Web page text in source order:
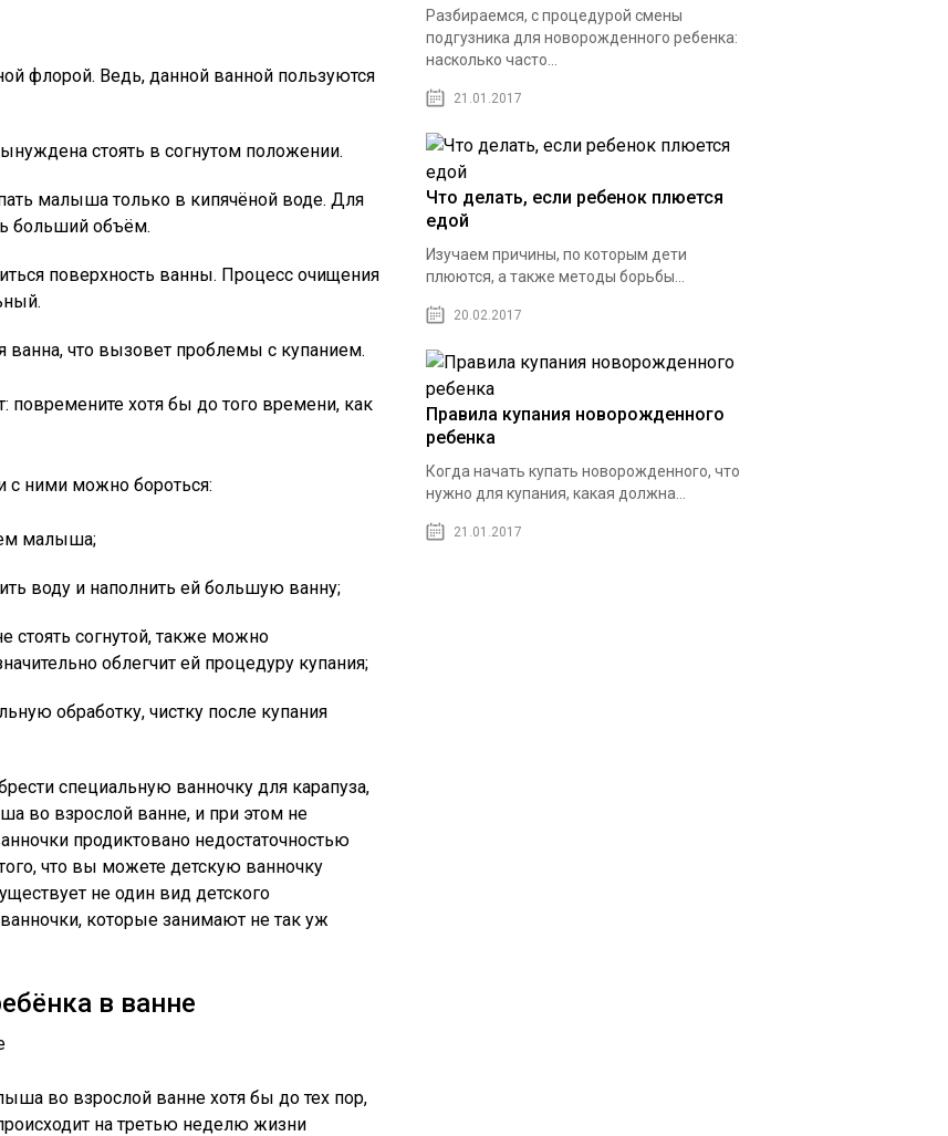
флорой. Ведь, данной ванной пользуются
стоять в согнутом положении.
малыша только в кипячёной воде. Для
больший объём.
поверхность ванны. Процесс очищения
что вызовет проблемы с купанием.
повремените хотя бы до того времени, как
с ними можно бороться:
малыша;
воду и наполнить ей большую ванну;
стоять согнутой, также можно
облегчит ей процедуру купания;
обработку, чистку после купания
специальную ванночку для карапуза,
во взрослой ванне, и при этом не
продиктовано недостаточностью
что вы можете детскую ванночку
не один вид детского
которые занимают не так уж
в ванне
во взрослой ванне хотя бы до тех пор,
на третью неделю жизни
Разбираемся, с процедурой смены
подгузника для новорожденного ребенка:
насколько часто...
21.01.2017
Что делать, если ребенок плюется
едой
Изучаем причины, по которым дети
плюются, а также методы борьбы...
20.02.2017
Правила купания новорожденного
ребенка
Когда начать купать новорожденного, что
нужно для купания, какая должна...
21.01.2017